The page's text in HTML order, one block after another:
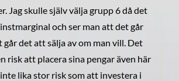
Jag skulle själv välja grupp 6 då det
och ser man att det går
det att sälja av om man vill. Det
risk att placera sina pengar även här
lika stor risk som att investera i